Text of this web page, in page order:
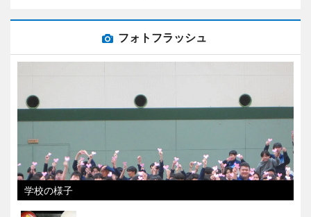
フォトフラッシュ
学校の様子